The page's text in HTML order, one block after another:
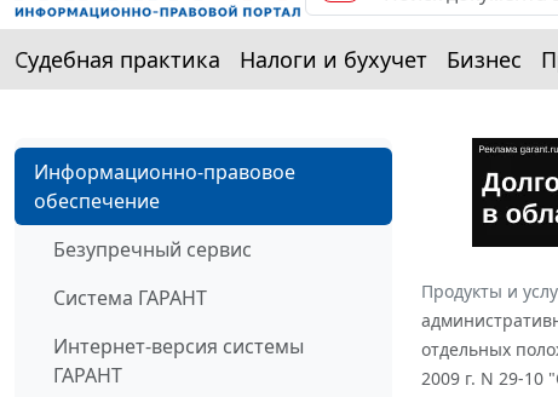
Судебная практика Налоги и бухучет Бизнес
Информационно-правовое
обеспечение
Безупречный сервис
Система ГАРАНТ
Интернет-версия системы
ГАРАНТ
Продукты и
отдельных
2009 г. N 29-10